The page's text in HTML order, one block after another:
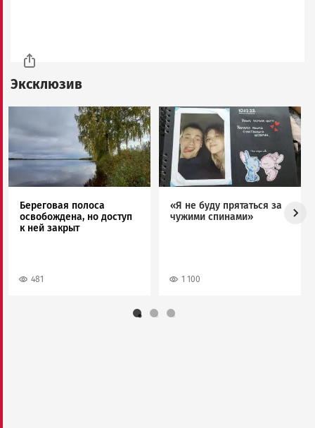
Эксклюзив
Береговая полоса
освобождена, но доступ
к ней закрыт
481
Image
«Я не буду прятаться за
чужими спинами»
1 100